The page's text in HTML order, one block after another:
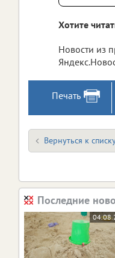
Хотите
Новости из
Печать
Вернуться к
Последние